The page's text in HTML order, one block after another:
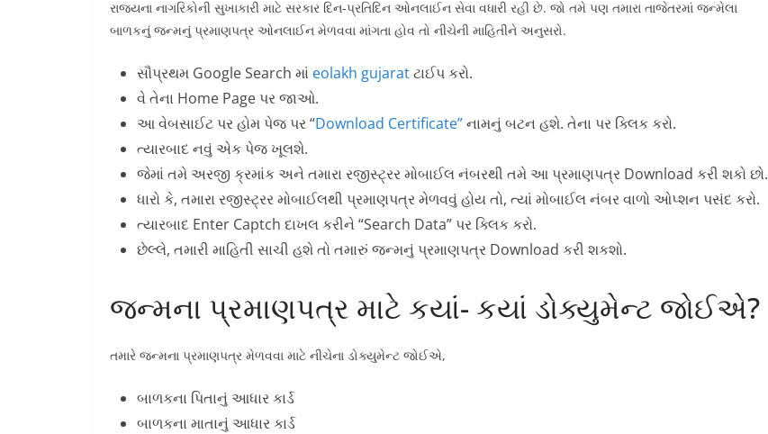
રાજ્યના નાગરિકોની સુખાકારી માટે સરકાર દિન-પ્રતિદિન ઓનલાઈન સેવા વધારી રહી છે. જો તમે પણ તમારા તાજેતરમાં જન્મેલા
બાળકનું જન્મનું પ્રમાણપત્ર ઓનલાઈન મેળવવા માંગતા હોવ તો નીચેની માહિતીને અનુસરો.
સૌપ્રથમ Google Search માં eolakh gujaratટાઈપ કરો.
વે તેના Home Page પર જાઓ.
આ વેબસાઈટ પર હોમ પેજ પર “Download Certificate”નામનું બટન હશે. તેના પર ક્લિક કરો.
ત્યારબાદ નવું એક પેજ ખૂલશે.
જેમાં તમે અરજી ક્રમાંક અને તમારા રજીસ્ટ્રર મોબાઈલ નંબરથી તમે આ પ્રમાણપત્ર Download કરી શકો છો.
ધારો કે, તમારા રજીસ્ટ્રર મોબાઈલથી પ્રમાણપત્ર મેળવવું હોય તો, ત્યાં મોબાઈલ નંબર વાળો ઓપ્શન પસંદ કરો.
ત્યારબાદ Enter Captch દાખલ કરીને “Search Data” પર ક્લિક કરો.
છેલ્લે, તમારી માહિતી સાચી હશે તો તમારું જન્મનું પ્રમાણપત્ર Download કરી શકશો.
જન્મના પ્રમાણપત્ર માટે કયાં- કયાં ડોક્યુમેન્‍ટ જોઈએ?
તમારે જન્મના પ્રમાણપત્ર મેળવવા માટે નીચેના ડોક્યુમેન્‍ટ જોઈએ,
બાળકના પિતાનું આધાર કાર્ડ
બાળકના માતાનું આધાર કાર્ડ